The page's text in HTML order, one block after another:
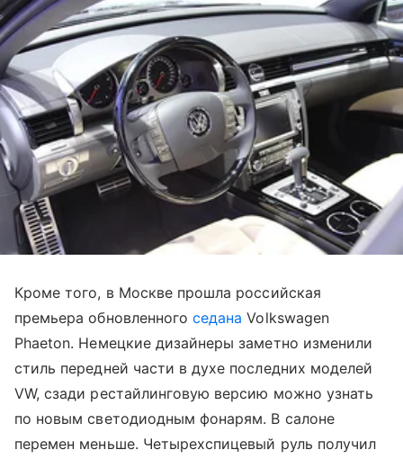
Кроме того, в Москве прошла российская
премьера обновленногоседана Volkswagen
Phaeton. Немецкие дизайнеры заметно изменили
стиль передней части в духе последних моделей
VW, сзади рестайлинговую версию можно узнать
по новым светодиодным фонарям. В салоне
перемен меньше. Четырехспицевый руль получил